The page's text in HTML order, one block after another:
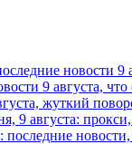
новости
9 августа,
жуткий
9 августа: